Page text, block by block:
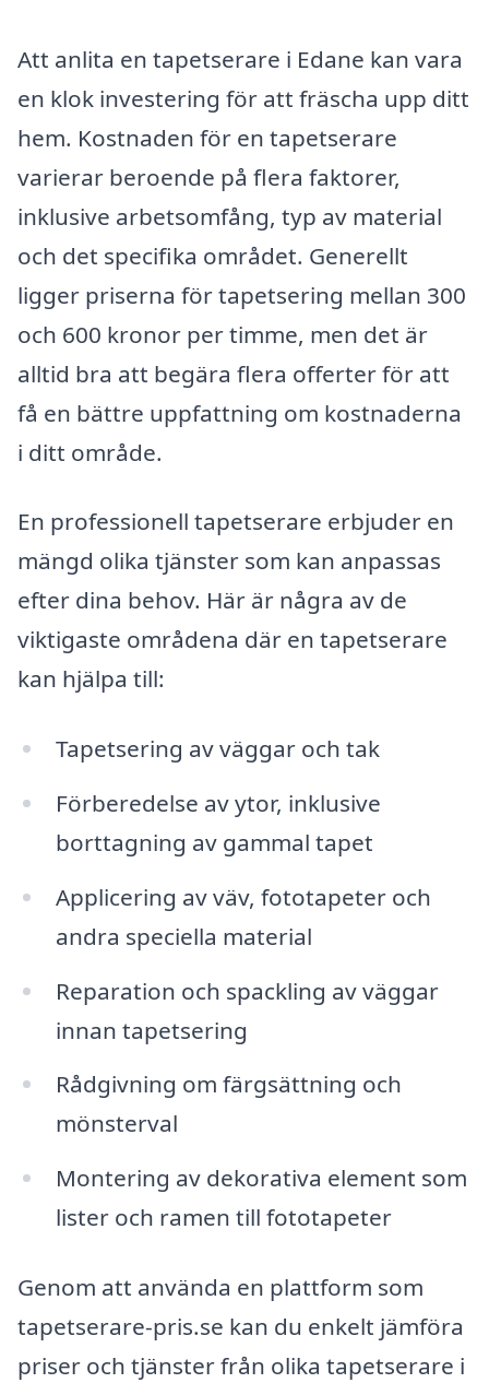
Att anlita en tapetserare i Edane kan vara
en klok investering för att fräscha upp ditt
hem. Kostnaden för en tapetserare
varierar beroende på flera faktorer,
inklusive arbetsomfång, typ av material
och det specifika området. Generellt
ligger priserna för tapetsering mellan 300
och 600 kronor per timme, men det är
alltid bra att begära flera offerter för att
få en bättre uppfattning om kostnaderna
i ditt område.
En professionell tapetserare erbjuder en
mängd olika tjänster som kan anpassas
efter dina behov. Här är några av de
viktigaste områdena där en tapetserare
kan hjälpa till:
Tapetsering av väggar och tak
Förberedelse av ytor, inklusive
borttagning av gammal tapet
Applicering av väv, fototapeter och
andra speciella material
Reparation och spackling av väggar
innan tapetsering
Rådgivning om färgsättning och
mönsterval
Montering av dekorativa element som
lister och ramen till fototapeter
Genom att använda en plattform som
tapetserare-pris.se kan du enkelt jämföra
priser och tjänster från olika tapetserare i